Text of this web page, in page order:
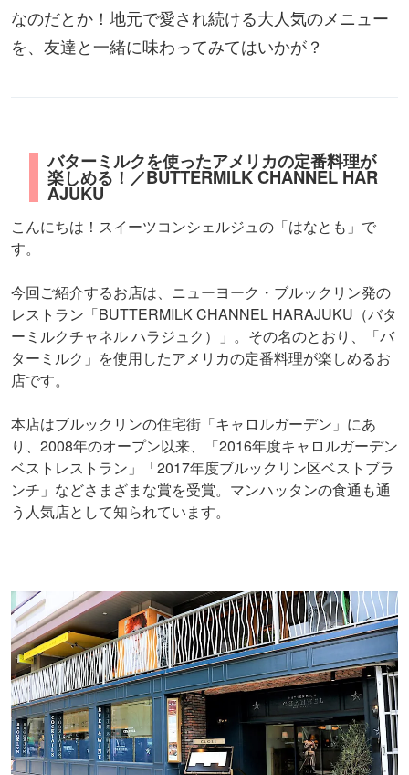
なのだとか！地元で愛され続ける大人気のメニュー
を、友達と一緒に味わってみてはいかが？
バターミルクを使ったアメリカの定番料理が
楽しめる！／BUTTERMILK CHANNEL HAR
AJUKU
こんにちは！スイーツコンシェルジュの「はなとも」で
す。
今回ご紹介するお店は、ニューヨーク・ブルックリン発の
レストラン「BUTTERMILK CHANNEL HARAJUKU（バタ
ーミルクチャネル ハラジュク）」。その名のとおり、「バ
ターミルク」を使用したアメリカの定番料理が楽しめるお
店です。
本店はブルックリンの住宅街「キャロルガーデン」にあ
り、2008年のオープン以来、「2016年度キャロルガーデン
ベストレストラン」「2017年度ブルックリン区ベストブラ
ンチ」などさまざまな賞を受賞。マンハッタンの食通も通
う人気店として知られています。